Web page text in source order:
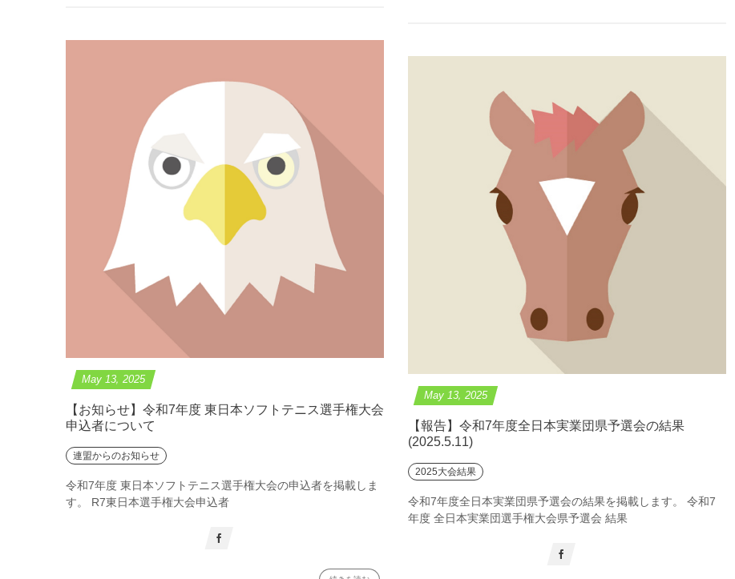
May 13,2025
【お知らせ】令和7年度 東日本ソフトテニス選手権大会
申込者について
連盟からのお知らせ
令和7年度 東日本ソフトテニス選手権大会の申込者を掲載しま
す。 R7東日本選手権大会申込者
May 13,2025
【報告】令和7年度全日本実業団県予選会の結果
(2025.5.11)
2025大会結果
令和7年度全日本実業団県予選会の結果を掲載します。 令和7
年度 全日本実業団選手権大会県予選会 結果